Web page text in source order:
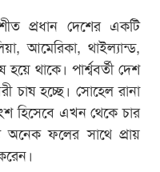
প্রধান দেশের একটি
আমেরিকা, থাইল্যান্ড,
থাকে। পার্শ্ববর্তী দেশ
চাষ হচ্ছে। সোহেল রানা
হিসেবে এখন থেকে চার
অনেক ফলের সাথে প্রায়